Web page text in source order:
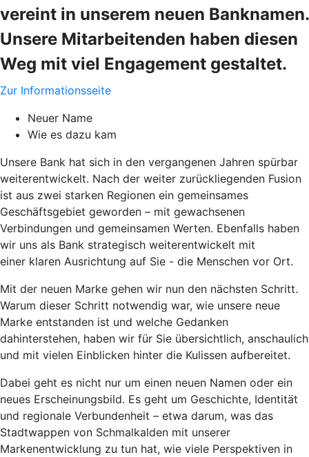
vereint in unserem neuen Banknamen.
Unsere Mitarbeitenden haben diesen
Weg mit viel Engagement gestaltet.
Zur Informationsseite
Neuer Name
Wie es dazu kam
Unsere Bank hat sich in den vergangenen Jahren spürbar
weiterentwickelt. Nach der weiter zurückliegenden Fusion
ist aus zwei starken Regionen ein gemeinsames
Geschäftsgebiet geworden – mit gewachsenen
Verbindungen und gemeinsamen Werten. Ebenfalls haben
wir uns als Bank strategisch weiterentwickelt mit
einer klaren Ausrichtung auf Sie - die Menschen vor Ort.
Mit der neuen Marke gehen wir nun den nächsten Schritt.
Warum dieser Schritt notwendig war, wie unsere neue
Marke entstanden ist und welche Gedanken
dahinterstehen, haben wir für Sie übersichtlich, anschaulich
und mit vielen Einblicken hinter die Kulissen aufbereitet.
Dabei geht es nicht nur um einen neuen Namen oder ein
neues Erscheinungsbild. Es geht um Geschichte, Identität
und regionale Verbundenheit – etwa darum, was das
Stadtwappen von Schmalkalden mit unserer
Markenentwicklung zu tun hat, wie viele Perspektiven in